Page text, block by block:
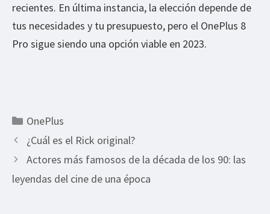
recientes. En última instancia, la elección depende de
tus necesidades y tu presupuesto, pero el OnePlus 8
Pro sigue siendo una opción viable en 2023.
Categorías
OnePlus
¿Cuál es el Rick original?
Actores más famosos de la década de los 90: las
leyendas del cine de una época